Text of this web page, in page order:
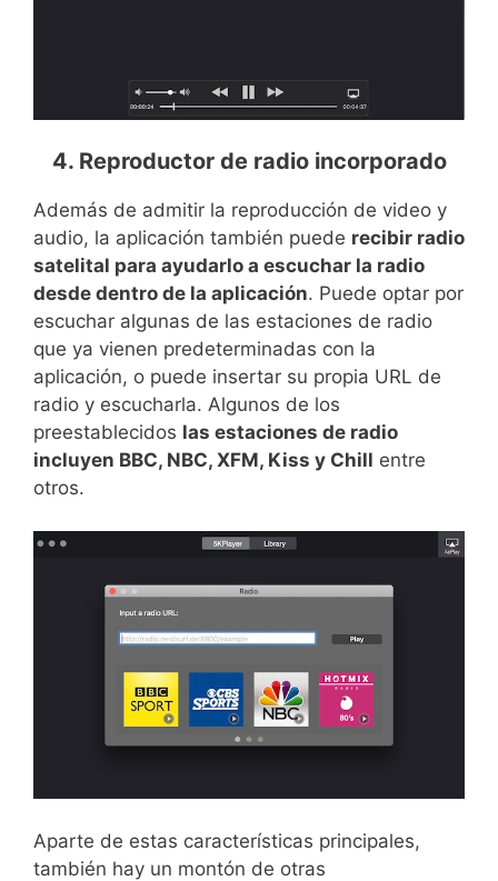
4. Reproductor de radio incorporado
Además de admitir la reproducción de video y
audio, la aplicación también puede recibir radio
satelital para ayudarlo a escuchar la radio
desde dentro de la aplicación. Puede optar por
escuchar algunas de las estaciones de radio
que ya vienen predeterminadas con la
aplicación, o puede insertar su propia URL de
radio y escucharla. Algunos de los
preestablecidos las estaciones de radio
incluyen BBC, NBC, XFM, Kiss y Chill entre
otros.
Aparte de estas características principales,
también hay un montón de otras